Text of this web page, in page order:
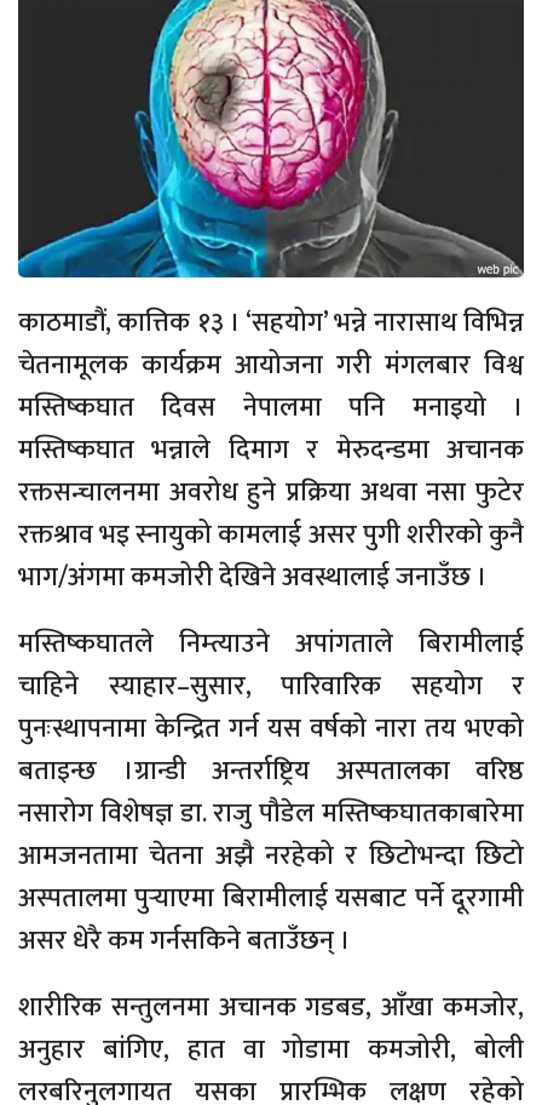
काठमाडौं, कात्तिक १३ । ‘सहयोग’ भन्ने नारासाथ विभिन्न
चेतनामूलक कार्यक्रम आयोजना गरी मंगलबार विश्व
मस्तिष्कघात दिवस नेपालमा पनि मनाइयो ।
मस्तिष्कघात भन्नाले दिमाग र मेरुदन्डमा अचानक
रक्तसन्चालनमा अवरोध हुने प्रक्रिया अथवा नसा फुटेर
रक्तश्राव भइ स्नायुको कामलाई असर पुगी शरीरको कुनै
भाग/अंगमा कमजोरी देखिने अवस्थालाई जनाउँछ ।
मस्तिष्कघातले निम्त्याउने अपांगताले बिरामीलाई
चाहिने स्याहार–सुसार, पारिवारिक सहयोग र
पुनःस्थापनामा केन्द्रित गर्न यस वर्षको नारा तय भएको
बताइन्छ ।ग्रान्डी अन्तर्राष्ट्रिय अस्पतालका वरिष्ठ
नसारोग विशेषज्ञ डा. राजु पौडेल मस्तिष्कघातकाबारेमा
आमजनतामा चेतना अझै नरहेको र छिटोभन्दा छिटो
अस्पतालमा पुर्‍याएमा बिरामीलाई यसबाट पर्ने दूरगामी
असर धेरै कम गर्नसकिने बताउँछन् ।
शारीरिक सन्तुलनमा अचानक गडबड, आँखा कमजोर,
अनुहार बांगिए, हात वा गोडामा कमजोरी, बोली
लरबरिनुलगायत यसका प्रारम्भिक लक्षण रहेको